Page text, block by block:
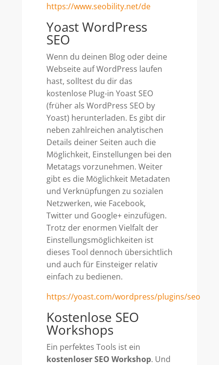
https://www.seobility.net/de
Yoast WordPress
SEO
Wenn du deinen Blog oder deine
Webseite auf WordPress laufen
hast, solltest du dir das
kostenlose Plug-in Yoast SEO
(früher als WordPress SEO by
Yoast) herunterladen. Es gibt dir
neben zahlreichen analytischen
Details deiner Seiten auch die
Möglichkeit, Einstellungen bei den
Metatags vorzunehmen. Weiter
gibt es die Möglichkeit Metadaten
und Verknüpfungen zu sozialen
Netzwerken, wie Facebook,
Twitter und Google+ einzufügen.
Trotz der enormen Vielfalt der
Einstellungsmöglichkeiten ist
dieses Tool dennoch übersichtlich
und auch für Einsteiger relativ
einfach zu bedienen.
https://yoast.com/wordpress/plugins/seo
Kostenlose SEO
Workshops
Ein perfektes Tools ist ein
kostenloser SEO Workshop. Und